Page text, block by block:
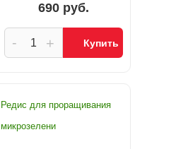
690 руб.
+
- Купить
Редис для проращивания
микрозелени